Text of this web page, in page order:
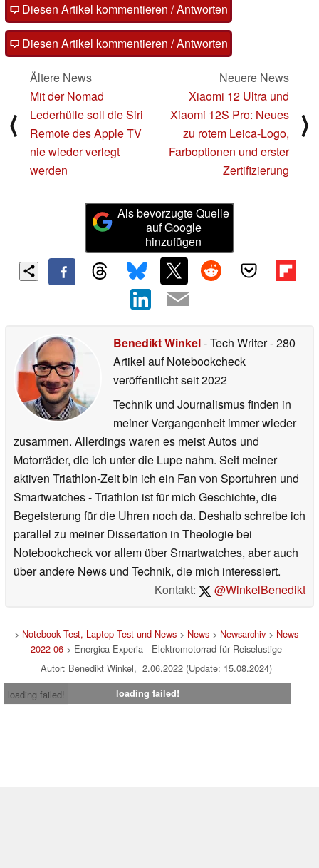
Diesen Artikel kommentieren / Antworten
Diesen Artikel kommentieren / Antworten
⟨
Ältere News
Mit der Nomad
Lederhülle soll die Siri
Remote des Apple TV
nie wieder verlegt
werden
Neuere News
Xiaomi 12 Ultra und
Xiaomi 12S Pro: Neues
zu rotem Leica-Logo,
Farboptionen und erster
Zertifizierung
⟩
Als bevorzugte Quelle
auf Google
hinzufügen
Benedikt Winkel- Tech Writer- 280
Artikel auf Notebookcheck
veröffentlichtseit 2022
Technik und Journalismus finden in
meiner Vergangenheit immer wieder
zusammen. Allerdings waren es meist Autos und
Motorräder, die ich unter die Lupe nahm. Seit meiner
aktiven Triathlon-Zeit bin ich ein Fan von Sportuhren und
Smartwatches - Triathlon ist für mich Geschichte, die
Begeisterung für die Uhren noch da. Deshalb schreibe ich
parallel zu meiner Dissertation in Theologie bei
Notebookcheck vor allem über Smartwatches, aber auch
über andere News und Technik, die mich interessiert.
Kontakt:
@WinkelBenedikt
> Notebook Test, Laptop Test und News> News> Newsarchiv> News
2022-06> Energica Experia - Elektromotorrad für Reiselustige
Autor: Benedikt Winkel, 2.06.2022 (Update: 15.08.2024)
loading failed!
loading failed!